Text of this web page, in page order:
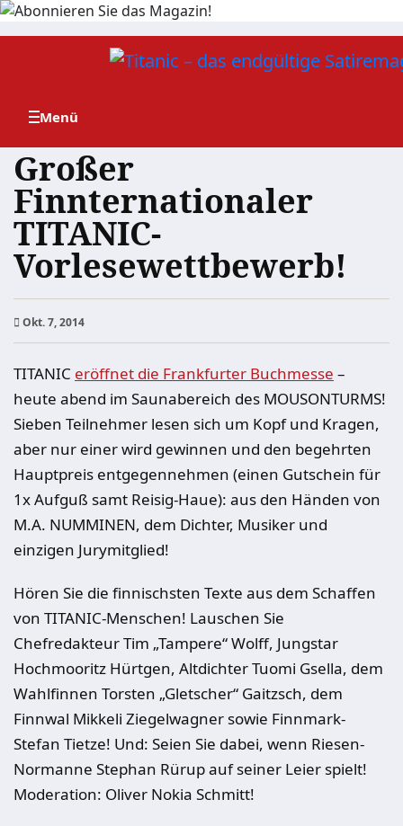
Zum
Großer
Finnternationaler
TITANIC-
Vorlesewettbewerb!
Okt. 7, 2014
TITANIC eröffnet die Frankfurter Buchmesse –
heute abend im Saunabereich des MOUSONTURMS!
Sieben Teilnehmer lesen sich um Kopf und Kragen,
aber nur einer wird gewinnen und den begehrten
Hauptpreis entgegennehmen (einen Gutschein für
1x Aufguß samt Reisig-Haue): aus den Händen von
M.A. NUMMINEN, dem Dichter, Musiker und
einzigen Jurymitglied!
Hören Sie die finnischsten Texte aus dem Schaffen
von TITANIC-Menschen! Lauschen Sie
Chefredakteur Tim „Tampere“ Wolff, Jungstar
Hochmooritz Hürtgen, Altdichter Tuomi Gsella, dem
Wahlfinnen Torsten „Gletscher“ Gaitzsch, dem
Finnwal Mikkeli Ziegelwagner sowie Finnmark-
Stefan Tietze! Und: Seien Sie dabei, wenn Riesen-
Normanne Stephan Rürup auf seiner Leier spielt!
Moderation: Oliver Nokia Schmitt!